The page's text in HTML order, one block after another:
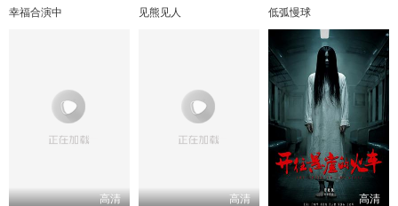
幸福合演中 见熊见人 低弧慢球
高清 高清 高清